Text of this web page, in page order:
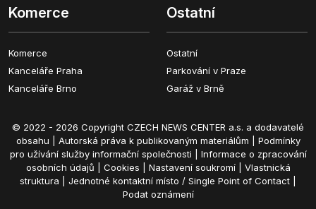
Komerce
Komerce
Kanceláře Praha
Kanceláře Brno
Ostatní
Ostatní
Parkování v Praze
Garáž v Brně
© 2022 - 2026 Copyright CZECH NEWS CENTER a.s. a dodavatelé
obsahu | Autorská práva k publikovaným materiálům
Podmínky
pro užívání služby informační společnosti
Informace o zpracování
osobních údajů
Cookies Nastavení soukromí| Vlastnická
struktura
Jednotné kontaktní místo / Single Point of Contact
Podat oznámení